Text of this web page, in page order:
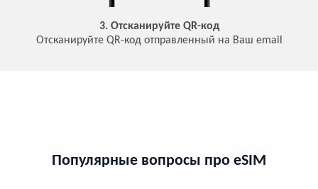
3. Отсканируйте QR-код
Отсканируйте QR-код отправленный на Ваш email
Популярные вопросы про eSIM